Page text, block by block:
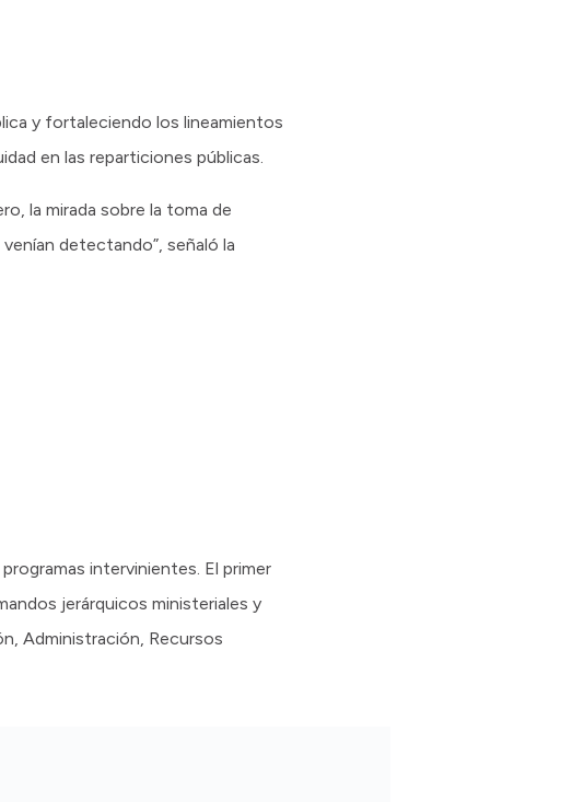
y fortaleciendo los lineamientos
en las reparticiones públicas.
la mirada sobre la toma de
detectando”, señaló la
intervinientes. El primer
jerárquicos ministeriales y
Administración, Recursos